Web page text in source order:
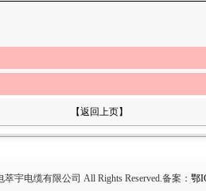
【返回上页】
宇电缆有限公司 All Rights Reserved.备案： 鄂